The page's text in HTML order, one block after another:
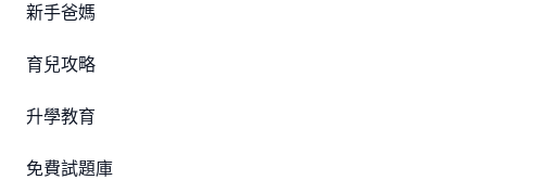
新手爸媽
育兒攻略
升學教育
免費試題庫